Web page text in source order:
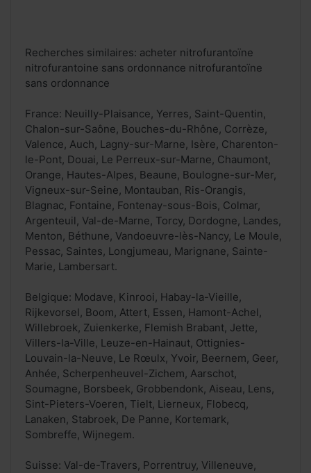
Recherches similaires: acheter nitrofurantoïne
nitrofurantoine sans ordonnance nitrofurantoïne
sans ordonnance
France: Neuilly-Plaisance, Yerres, Saint-Quentin,
Chalon-sur-Saône, Bouches-du-Rhône, Corrèze,
Valence, Auch, Lagny-sur-Marne, Isère, Charenton-
le-Pont, Douai, Le Perreux-sur-Marne, Chaumont,
Orange, Hautes-Alpes, Beaune, Boulogne-sur-Mer,
Vigneux-sur-Seine, Montauban, Ris-Orangis,
Blagnac, Fontaine, Fontenay-sous-Bois, Colmar,
Argenteuil, Val-de-Marne, Torcy, Dordogne, Landes,
Menton, Béthune, Vandoeuvre-lès-Nancy, Le Moule,
Pessac, Saintes, Longjumeau, Marignane, Sainte-
Marie, Lambersart.
Belgique: Modave, Kinrooi, Habay-la-Vieille,
Rijkevorsel, Boom, Attert, Essen, Hamont-Achel,
Willebroek, Zuienkerke, Flemish Brabant, Jette,
Villers-la-Ville, Leuze-en-Hainaut, Ottignies-
Louvain-la-Neuve, Le Rœulx, Yvoir, Beernem, Geer,
Anhée, Scherpenheuvel-Zichem, Aarschot,
Soumagne, Borsbeek, Grobbendonk, Aiseau, Lens,
Sint-Pieters-Voeren, Tielt, Lierneux, Flobecq,
Lanaken, Stabroek, De Panne, Kortemark,
Sombreffe, Wijnegem.
Suisse: Val-de-Travers, Porrentruy, Villeneuve,